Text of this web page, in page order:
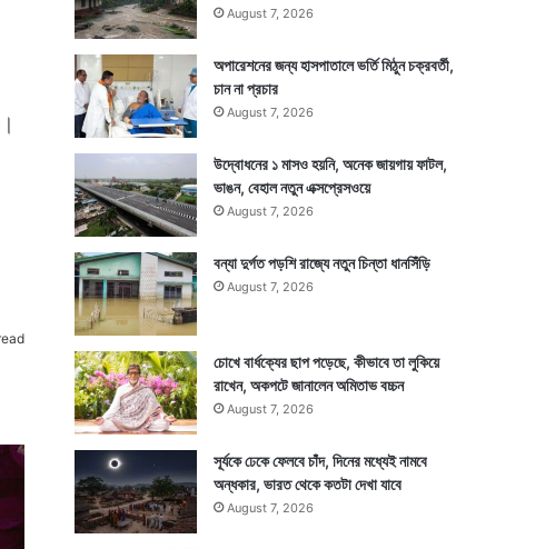
August 7, 2026
অপারেশনের জন্য হাসপাতালে ভর্তি মিঠুন চক্রবর্তী,
চান না প্রচার
August 7, 2026
উদ্বোধনের ১ মাসও হয়নি, অনেক জায়গায় ফাটল,
ভাঙন, বেহাল নতুন এক্সপ্রেসওয়ে
August 7, 2026
বন্যা দুর্গত পড়শি রাজ্যে নতুন চিন্তা ধানসিঁড়ি
August 7, 2026
চোখে বার্ধক্যের ছাপ পড়েছে, কীভাবে তা লুকিয়ে
রাখেন, অকপটে জানালেন অমিতাভ বচ্চন
August 7, 2026
সূর্যকে ঢেকে ফেলবে চাঁদ, দিনের মধ্যেই নামবে
অন্ধকার, ভারত থেকে কতটা দেখা যাবে
August 7, 2026